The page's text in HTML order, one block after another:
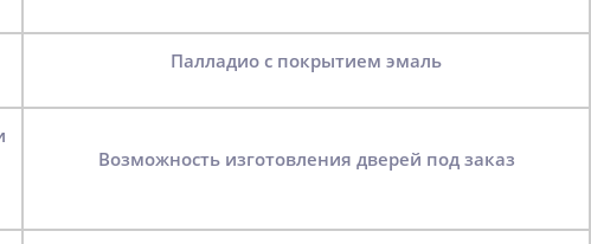
Палладио с покрытием эмаль
Возможность изготовления дверей под заказ